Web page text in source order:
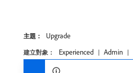
主題： Upgrade
建立對象： Experienced Admin